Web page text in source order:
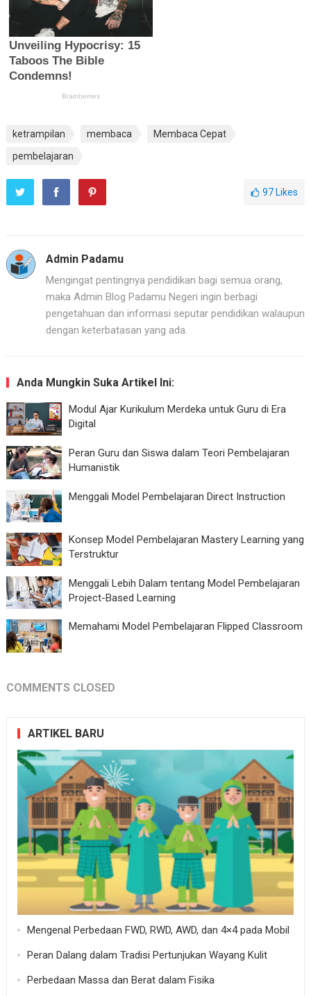
ketrampilan membaca
Membaca Cepat
pembelajaran
97 Likes
Admin Padamu
Mengingat pentingnya pendidikan bagi semua orang,
maka Admin Blog Padamu Negeri ingin berbagi
pengetahuan dan informasi seputar pendidikan walaupun
dengan keterbatasan yang ada.
Anda Mungkin Suka Artikel Ini:
Modul Ajar Kurikulum Merdeka untuk Guru di Era
Digital
Peran Guru dan Siswa dalam Teori Pembelajaran
Humanistik
Menggali Model Pembelajaran Direct Instruction
Konsep Model Pembelajaran Mastery Learning yang
Terstruktur
Menggali Lebih Dalam tentang Model Pembelajaran
Project-Based Learning
Memahami Model Pembelajaran Flipped Classroom
COMMENTS CLOSED
ARTIKEL BARU
Mengenal Perbedaan FWD, RWD, AWD, dan 4×4 pada Mobil
Peran Dalang dalam Tradisi Pertunjukan Wayang Kulit
Perbedaan Massa dan Berat dalam Fisika